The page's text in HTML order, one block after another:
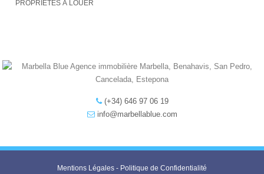
PROPRIÉTÉS À LOUER
(+34) 646 97 06 19
info@marbellablue.com
Mentions Légales - Politique de Confidentialité